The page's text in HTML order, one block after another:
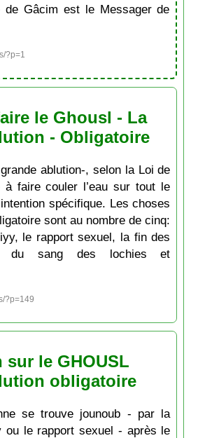
de Gâcim est le Messager de
?p=1
le Ghousl - La
- Obligatoire
ablution-, selon la Loi de
à faire couler l’eau sur tout le
spécifique. Les choses
sont au nombre de cinq:
le rapport sexuel, la fin des
du sang des lochies et
?p=149
le GHOUSL
obligatoire
se trouve jounoub - par la
ou le rapport sexuel - après le